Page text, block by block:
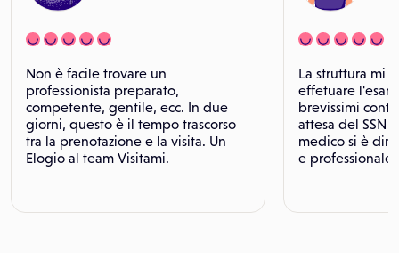
Non è facile trovare un
professionista preparato,
competente, gentile, ecc. In due
giorni, questo è il tempo trascorso
tra la prenotazione e la visita. Un
Elogio al team Visitami.
La struttura mi
effetuare
brevissimi
attesa del SSN
medico si è
e professionale.